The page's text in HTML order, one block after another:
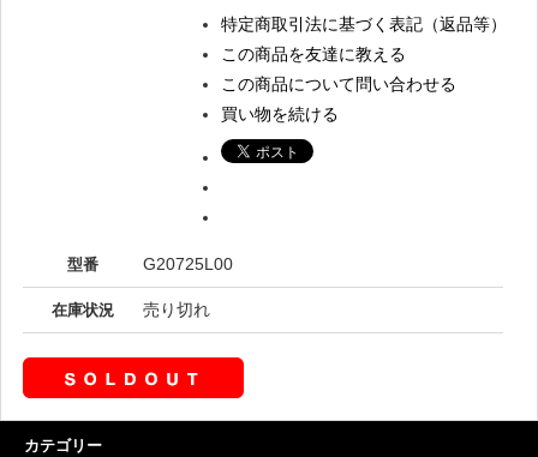
特定商取引法に基づく表記（返品等）
この商品を友達に教える
この商品について問い合わせる
買い物を続ける
型番 G20725L00
在庫状況 売り切れ
カテゴリー